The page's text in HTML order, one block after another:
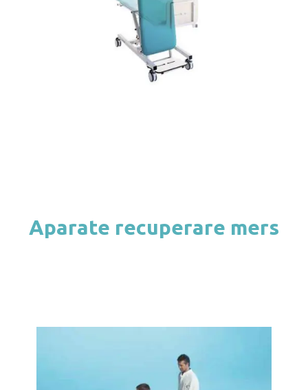
Aparate recuperare mers